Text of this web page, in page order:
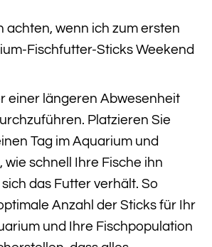
achten, wenn ich zum ersten
Fischfutter-Sticks Weekend
einer längeren Abwesenheit
Platzieren Sie
Tag im Aquarium und
wie schnell Ihre Fische ihn
das Futter verhält. So
Anzahl der Sticks für Ihr
und Ihre Fischpopulation